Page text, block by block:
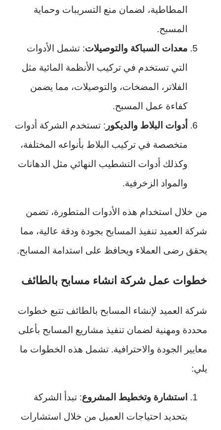
المطاطية، لضمان منع التسريبات وحماية
المسبح.
معدات السباكة والتوصيلات: تشمل الأدوات
التي تستخدم في تركيب الأنظمة المائية مثل
الفلاتر، المضخات، والتوصيلات، مما يضمن
كفاءة عمل المسبح.
أدوات البلاط والديكور : تستخدم الشركة أدوات
متخصصة في تركيب البلاط بأنواعه المختلفة،
وكذلك أدوات التشطيب النهائي مثل الدهانات
والمواد الزخرفية.
من خلال استخدام هذه الأدوات المتطورة، تضمن
شركة العميد تنفيذ المسابح بجودة ودقة عالية، مما
يحقق رضى العملاء ويحافظ على استدامة المسابح.
خطوات عمل شركة انشاء مسابح بالطائف
شركة العميد لإنشاء المسابح بالطائف تتبع خطوات
محددة ومهنية لضمان تنفيذ مشاريع المسابح بأعلى
معايير الجودة والاحترافية. تشمل هذه الخطوات ما
يلي:
استشارة وتخطيط المشروع: تبدأ الشركة
بتحديد احتياجات العميل من خلال استشارات